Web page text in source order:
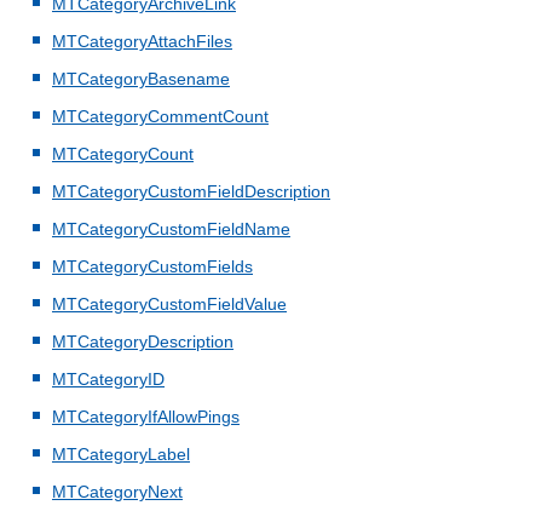
MTCategoryArchiveLink
MTCategoryAttachFiles
MTCategoryBasename
MTCategoryCommentCount
MTCategoryCount
MTCategoryCustomFieldDescription
MTCategoryCustomFieldName
MTCategoryCustomFields
MTCategoryCustomFieldValue
MTCategoryDescription
MTCategoryID
MTCategoryIfAllowPings
MTCategoryLabel
MTCategoryNext